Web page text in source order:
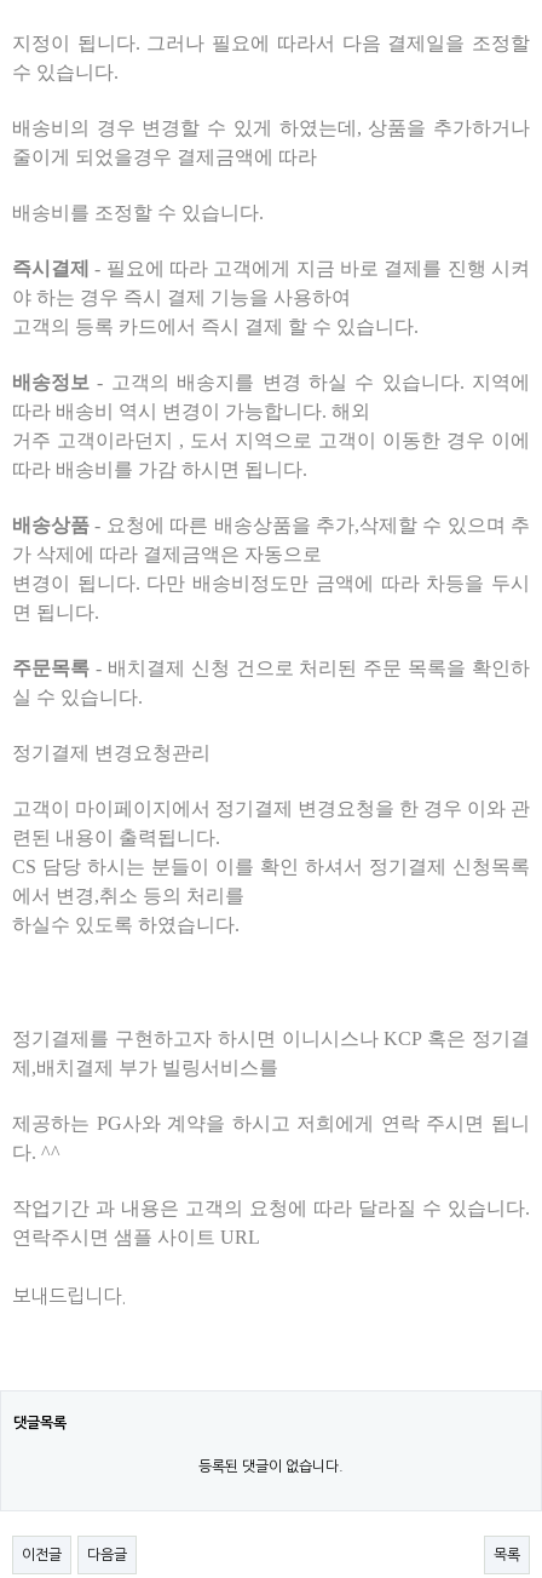
지정이 됩니다. 그러나 필요에 따라서 다음 결제일을 조정할
수 있습니다.
배송비의 경우 변경할 수 있게 하였는데, 상품을 추가하거나
줄이게 되었을경우 결제금액에 따라
배송비를 조정할 수 있습니다.
즉시결제 - 필요에 따라 고객에게 지금 바로 결제를 진행 시켜
야 하는 경우 즉시 결제 기능을 사용하여
고객의 등록 카드에서 즉시 결제 할 수 있습니다.
배송정보- 고객의 배송지를 변경 하실 수 있습니다. 지역에
따라 배송비 역시 변경이 가능합니다. 해외
거주 고객이라던지 , 도서 지역으로 고객이 이동한 경우 이에
따라 배송비를 가감 하시면 됩니다.
배송상품 - 요청에 따른 배송상품을 추가,삭제할 수 있으며 추
가 삭제에 따라 결제금액은 자동으로
변경이 됩니다. 다만 배송비정도만 금액에 따라 차등을 두시
면 됩니다.
주문목록 - 배치결제 신청 건으로 처리된 주문 목록을 확인하
실 수 있습니다.
정기결제 변경요청관리
고객이 마이페이지에서 정기결제 변경요청을 한 경우 이와 관
련된 내용이 출력됩니다.
CS 담당 하시는 분들이 이를 확인 하셔서 정기결제 신청목록
에서 변경,취소 등의 처리를
하실수 있도록 하였습니다.
정기결제를 구현하고자 하시면 이니시스나 KCP 혹은 정기결
제,배치결제 부가 빌링서비스를
제공하는 PG사와 계약을 하시고 저희에게 연락 주시면 됩니
다. ^^
작업기간 과 내용은 고객의 요청에 따라 달라질 수 있습니다.
연락주시면 샘플 사이트 URL
보내드립니다.
댓글목록
등록된 댓글이 없습니다.
이전글 다음글 목록